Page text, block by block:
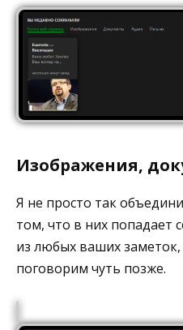
Изображения,
Я не просто так
том, что в них попадает
из любых ваших
поговорим чуть позже.